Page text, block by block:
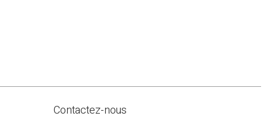
Contactez-nous